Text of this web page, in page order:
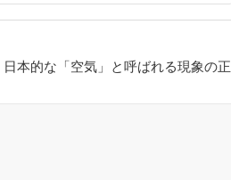
本的な「空気」と呼ばれる現象の正